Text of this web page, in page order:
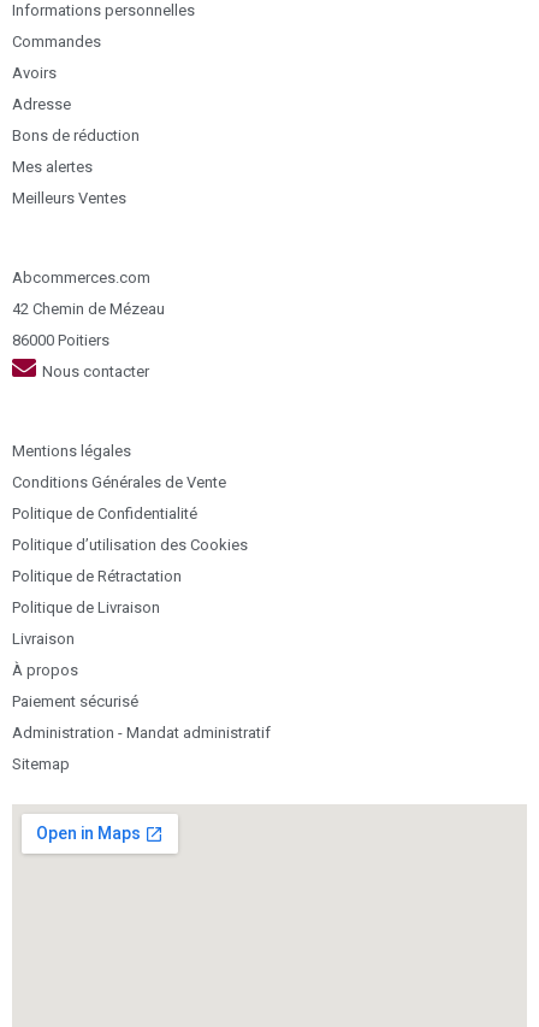
Informations personnelles
Commandes
Avoirs
Adresse
Bons de réduction
Mes alertes
Meilleurs Ventes
Abcommerces.com
42 Chemin de Mézeau
86000 Poitiers
Nous contacter
Mentions légales
Conditions Générales de Vente
Politique de Confidentialité
Politique d’utilisation des Cookies
Politique de Rétractation
Politique de Livraison
Livraison
À propos
Paiement sécurisé
Administration - Mandat administratif
Sitemap